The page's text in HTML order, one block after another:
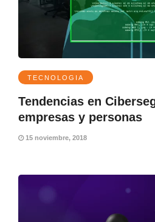
TECNOLOGIA
Tendencias en
empresas y personas
15 noviembre, 2018